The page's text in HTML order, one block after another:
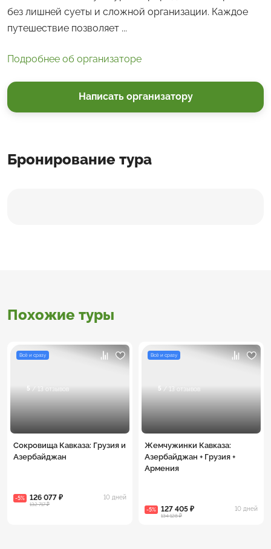
без лишней суеты и сложной организации. Каждое
путешествие позволяет ...
Подробнее об организаторе
Написать организатору
Бронирование тура
Похожие туры
Всё и сразу
5 / 13 отзывов
Сокровища Кавказа: Грузия и
Азербайджан
-5% 126 077 ₽
132 717 ₽
10 дней
Всё и сразу
5 / 13 отзывов
Жемчужинки Кавказа:
Азербайджан + Грузия +
Армения
-5% 127 405 ₽
134 128 ₽
10 дней